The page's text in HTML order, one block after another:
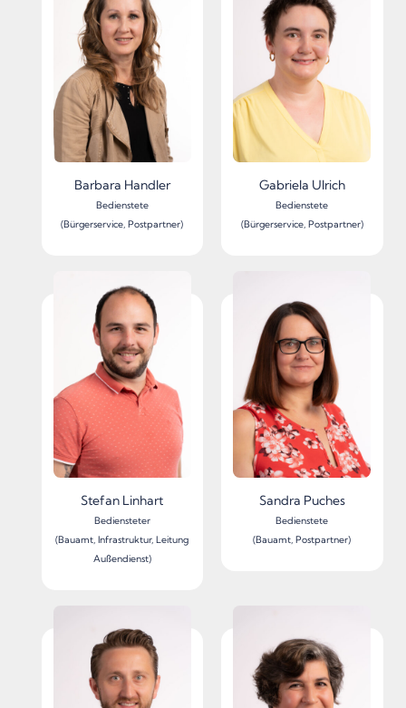
Barbara Handler
Bedienstete
(Bürgerservice, Postpartner)
Gabriela Ulrich
Bedienstete
(Bürgerservice, Postpartner)
Stefan Linhart
Bediensteter
(Bauamt, Infrastruktur, Leitung
Außendienst)
Sandra Puches
Bedienstete
(Bauamt, Postpartner)